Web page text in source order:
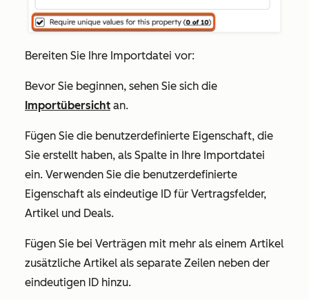
Bereiten Sie Ihre Importdatei vor:
Bevor Sie beginnen, sehen Sie sich die
Importübersicht an.
Fügen Sie die benutzerdefinierte Eigenschaft, die
Sie erstellt haben, als Spalte in Ihre Importdatei
ein. Verwenden Sie die benutzerdefinierte
Eigenschaft als eindeutige ID für Vertragsfelder,
Artikel und Deals.
Fügen Sie bei Verträgen mit mehr als einem Artikel
zusätzliche Artikel als separate Zeilen neben der
eindeutigen ID hinzu.